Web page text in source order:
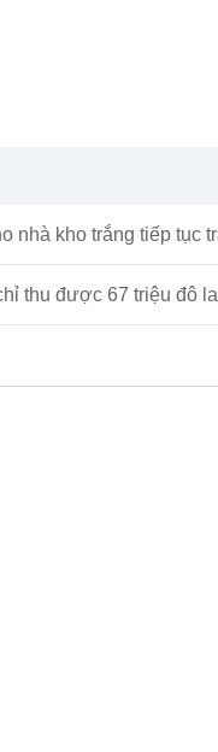
thu được 67 triệu đô la